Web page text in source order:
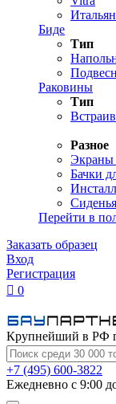
Биде
Тип
Раковины
Тип
Разное
Экраны
Бачки
Перейти в
Заказать образец
Вход
Регистрация
 0
Крупнейший в РФ
+7 (495) 600-3822
Ежедневно с 9:00